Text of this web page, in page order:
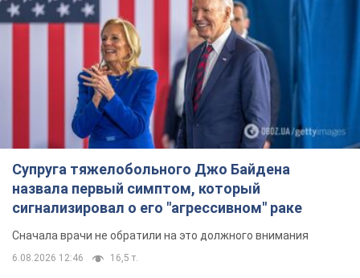
Супруга тяжелобольного Джо Байдена
назвала первый симптом, который
сигнализировал о его "агрессивном" раке
Сначала врачи не обратили на это должного внимания
6.08.2026 12:46 16,5 т.
Отпуск Леси Никитюк в Карпатах
обернулся скандалом: почему
ведущую несправедливо захейтили
Знаменитость вышла на прямую
над "i"
6.08.2026 17:32 13,2 т.